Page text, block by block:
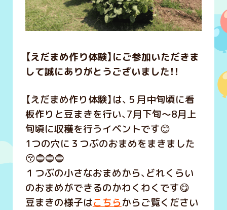
【えだまめ作り体験】にご参加いただきま
して誠にありがとうございました！！
【えだまめ作り体験】は、５月中旬頃に看
板作りと豆まきを行い、7月下旬～8月上
旬頃に収穫を行うイベントです😊
1つの穴に３つぶのおまめをまきました
😚🔵🔵🔵
１つぶの小さなおまめから、どれくらい
のおまめができるのかわくわくです😋
豆まきの様子はこちらからご覧ください